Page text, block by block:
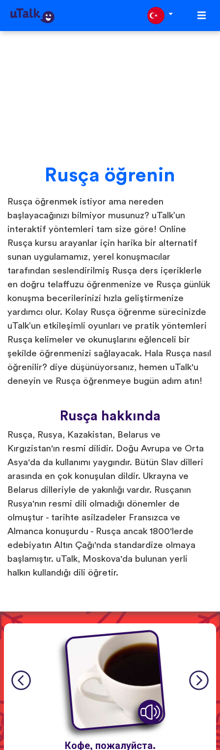
Rusça öğrenin
Rusça öğrenmek istiyor ama nereden
başlayacağınızı bilmiyor musunuz? uTalk’un
interaktif yöntemleri tam size göre! Online
Rusça kursu arayanlar için harika bir alternatif
sunan uygulamamız, yerel konuşmacılar
tarafından seslendirilmiş Rusça ders içeriklerle
en doğru telaffuzu öğrenmenize ve Rusça günlük
konuşma becerilerinizi hızla geliştirmenize
yardımcı olur. Kolay Rusça öğrenme sürecinizde
uTalk’un etkileşimli oyunları ve pratik yöntemleri
Rusça kelimeler ve okunuşlarını eğlenceli bir
şekilde öğrenmenizi sağlayacak. Hala Rusça nasıl
öğrenilir? diye düşünüyorsanız, hemen uTalk'u
deneyin ve Rusça öğrenmeye bugün adım atın!
Rusça hakkında
Rusça, Rusya, Kazakistan, Belarus ve
Kırgızistan'ın resmi dilidir. Doğu Avrupa ve Orta
Asya'da da kullanımı yaygındır. Bütün Slav dilleri
arasında en çok konuşulan dildir. Ukrayna ve
Belarus dilleriyle de yakınlığı vardır. Rusçanın
Rusya'nın resmi dili olmadığı dönemler de
olmuştur - tarihte asilzadeler Fransızca ve
Almanca konuşurdu - Rusça ancak 1800'lerde
edebiyatın Altın Çağı'nda standardize olmaya
başlamıştır. uTalk, Moskova'da bulunan yerli
halkın kullandığı dili öğretir.
Кофе, пожалуйста.